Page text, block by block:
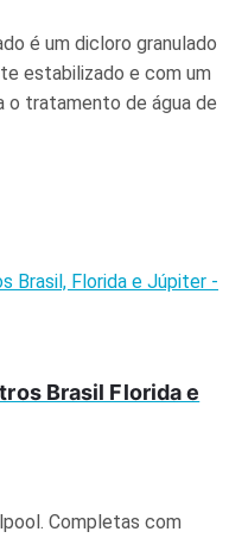
é um dicloro granulado
estabilizado e com um
o tratamento de água de
Brasil Florida e
Completas com